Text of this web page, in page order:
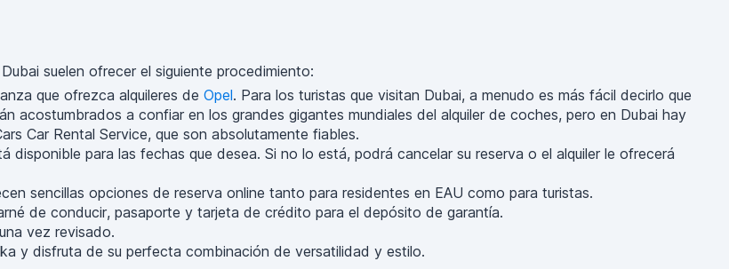
suelen ofrecer el siguiente procedimiento:
que ofrezca alquileres de Opel. Para los turistas que visitan Dubai, a menudo es más fácil decirlo que
acostumbrados a confiar en los grandes gigantes mundiales del alquiler de coches, pero en Dubai hay
Car Rental Service, que son absolutamente fiables.
disponible para las fechas que desea. Si no lo está, podrá cancelar su reserva o el alquiler le ofrecerá
sencillas opciones de reserva online tanto para residentes en EAU como para turistas.
de conducir, pasaporte y tarjeta de crédito para el depósito de garantía.
vez revisado.
y disfruta de su perfecta combinación de versatilidad y estilo.